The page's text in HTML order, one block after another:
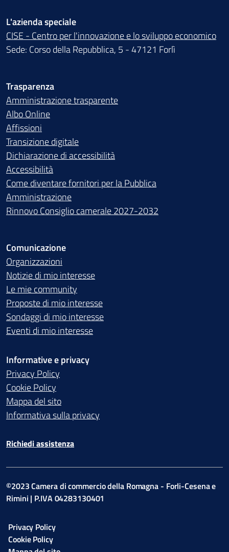
L'azienda speciale
CISE - Centro per l'innovazione e lo sviluppo economico
Sede: Corso della Repubblica, 5 - 47121 Forlì
Trasparenza
Amministrazione trasparente
Albo Online
Affissioni
Transizione digitale
Dichiarazione di accessibilità
Accessibilità
Come diventare fornitori per la Pubblica
Amministrazione
Rinnovo Consiglio camerale 2027-2032
Comunicazione
Organizzazioni
Notizie di mio interesse
Le mie community
Proposte di mio interesse
Sondaggi di mio interesse
Eventi di mio interesse
Informative e privacy
Privacy Policy
Cookie Policy
Mappa del sito
Informativa sulla privacy
Richiedi assistenza
©2023 Camera di commercio della Romagna - Forli-Cesena e
Rimini | P.IVA 04283130401
Privacy Policy
Cookie Policy